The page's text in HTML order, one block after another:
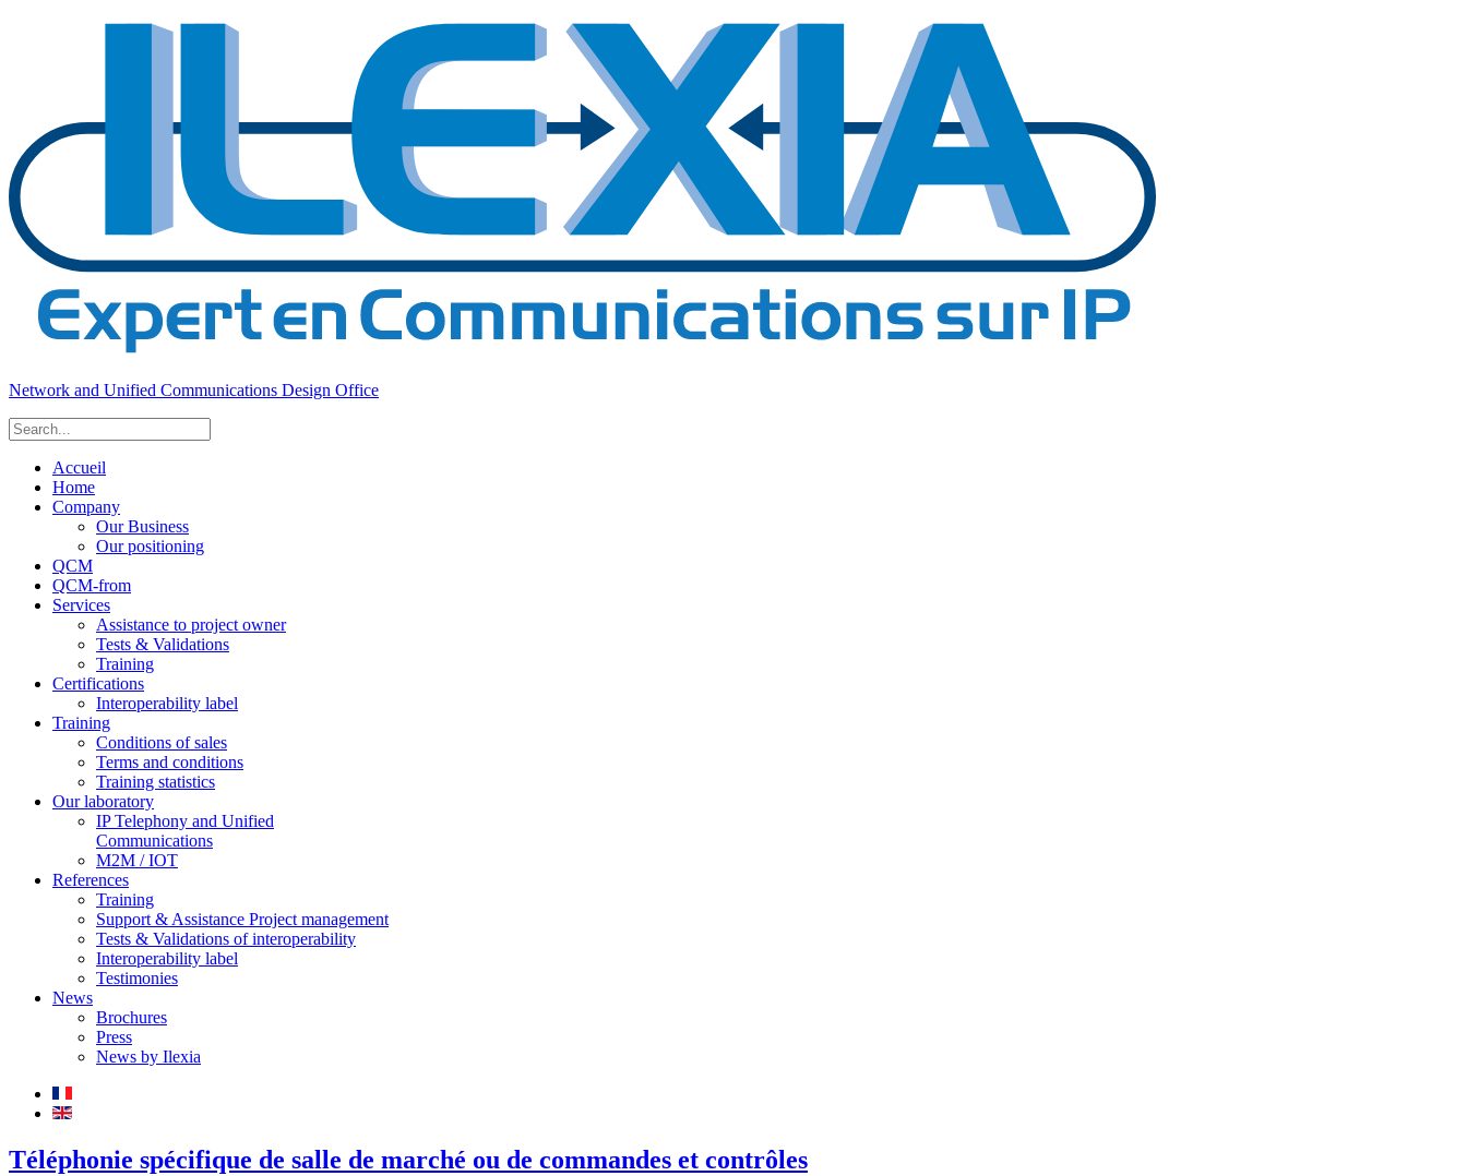
Network and Unified Communications Design Office
Accueil
Home
Company
Our Business
Our positioning
QCM
QCM-from
Services
Assistance to project owner
Tests & Validations
Training
Certifications
Interoperability label
Training
Conditions of sales
Terms and conditions
Training statistics
Our laboratory
IP Telephony and Unified
Communications
M2M / IOT
References
Training
Support & Assistance Project management
Tests & Validations of interoperability
Interoperability label
Testimonies
News
Brochures
Press
News by Ilexia
Téléphonie spécifique de salle de marché ou de commandes et contrôles